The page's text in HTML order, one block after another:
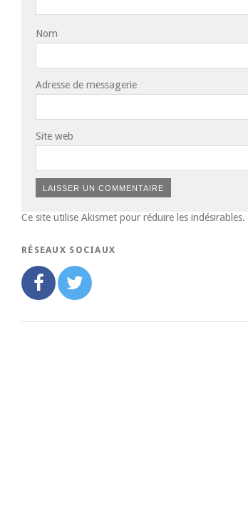
Nom
Adresse de messagerie
Site web
Ce site utilise Akismet pour réduire les indésirables.
RÉSEAUX SOCIAUX